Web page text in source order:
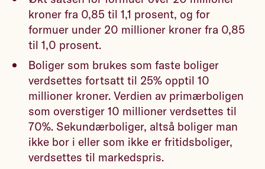
kroner fra 0,85 til 1,1 prosent, og for
formuer under 20 millioner kroner fra 0,85
til 1,0 prosent.
Boliger som brukes som faste boliger
verdsettes fortsatt til 25% opptil 10
millioner kroner. Verdien av primærboligen
som overstiger 10 millioner verdsettes til
70%. Sekundærboliger, altså boliger man
ikke bor i eller som ikke er fritidsboliger,
verdsettes til markedspris.